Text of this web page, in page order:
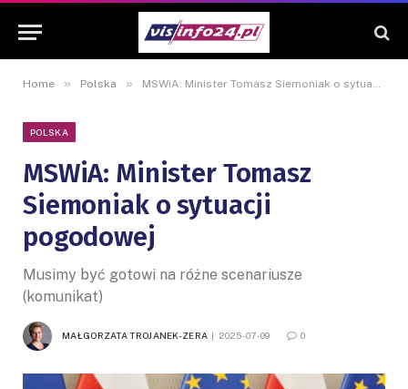
Home » Polska » MSWiA: Minister Tomasz Siemoniak o sytuacji pogodowej
POLSKA
MSWiA: Minister Tomasz
Siemoniak o sytuacji
pogodowej
Musimy być gotowi na różne scenariusze
(komunikat)
MAŁGORZATA TROJANEK-ZERA 2025-07-09 0